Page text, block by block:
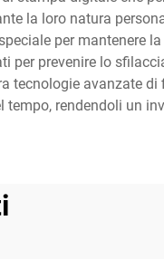
la loro natura
per mantenere
per prevenire lo
tecnologie avanzate di
rendendoli un